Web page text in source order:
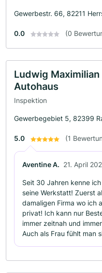
Gewerbestr. 66, 82211
0.0 (0
Ludwig
Autohaus
Inspektion
Gewerbegebiet 5, 82399
5.0 (1
Aventine A. 21. April
Seit 30 Jahren kenne
seine Werkstatt! Zuerst
damaligen Firma wo ich
privat! Ich kann nur
immer zeitnah und
Auch als Frau fühlt man